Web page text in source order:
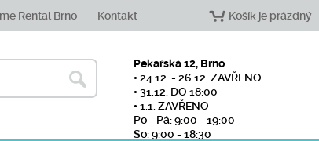
Rental Brno Kontakt Košík je prázdný
Pekařská 12, Brno
• 24.12. - 26.12. ZAVŘENO
• 31.12. DO 18:00
• 1.1. ZAVŘENO
Po - Pá: 9:00 - 19:00
So: 9:00 - 18:30